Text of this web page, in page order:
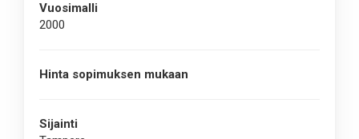
Vuosimalli
2000
Hinta sopimuksen mukaan
Sijainti